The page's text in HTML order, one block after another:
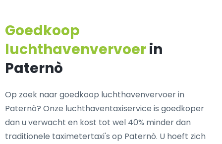
Goedkoop
luchthavenvervoerin
Paternò
Op zoek naar goedkoop luchthavenvervoer in
Paternò? Onze luchthaventaxiservice is goedkoper
dan u verwacht en kost tot wel 40% minder dan
traditionele taximetertaxi's op Paternò. U hoeft zich